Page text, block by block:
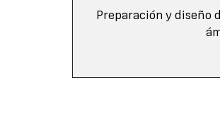
Preparación y diseño